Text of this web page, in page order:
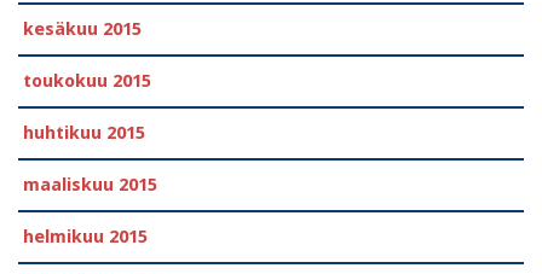
kesäkuu 2015
toukokuu 2015
huhtikuu 2015
maaliskuu 2015
helmikuu 2015